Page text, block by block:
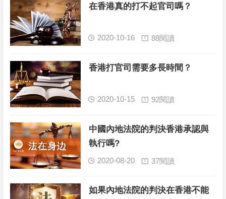
在香港真的打不起官司嗎？
 2020-10-16  88閱讀
香港打官司需要多長時間？
 2020-10-15  92閱讀
中國內地法院的判決香港承認與
執行嗎?
 2020-08-20  37閱讀
如果內地法院的判決在香港不能